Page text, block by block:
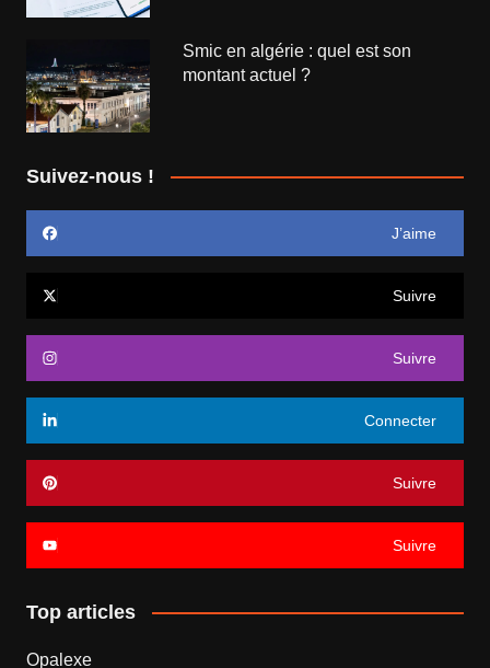
Smic en algérie : quel est son
montant actuel ?
Suivez-nous !
J’aime
Suivre
Suivre
Connecter
Suivre
Suivre
Top articles
Opalexe